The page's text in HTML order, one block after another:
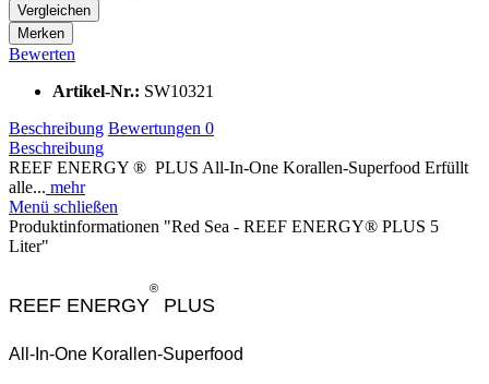
Vergleichen
Merken
Bewerten
Artikel-Nr.: SW10321
Beschreibung Bewertungen 0
Beschreibung
REEF ENERGY ® PLUS All-In-One Korallen-Superfood Erfüllt
alle... mehr
Menü schließen
Produktinformationen "Red Sea - REEF ENERGY® PLUS 5
Liter"
REEF ENERGY
®
PLUS
All-In-One Korallen-Superfood